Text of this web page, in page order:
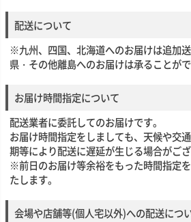
配送について
※九州、四国、北海道へのお届けは追加
県・その他離島へのお届けは承ることがで
お届け時間指定について
配送業者に委託してのお届けです。
お届け時間指定をしましても、天候や交
期等により配送に遅延が生じる場合がござ
※前日のお届け等余裕をもった時間指定
たします。
会場や店舗等(個人宅以外)への配送につ